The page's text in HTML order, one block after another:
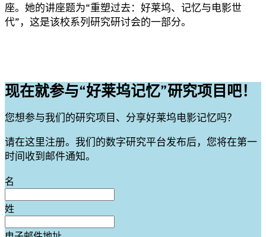
座。她的讲座题为“重塑过去：好莱坞、记忆与电影世
代”，这是该校系列研究研讨会的一部分。
现在就参与“好莱坞记忆”研究项目吧！
您想参与我们的研究项目、分享好莱坞电影记忆吗？
请在这里注册。我们的数字研究平台发布后，您将在第一
时间收到邮件通知。
Leave
this
field
blank
名
姓